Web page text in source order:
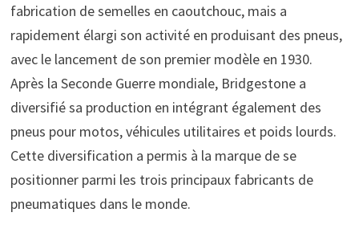
fabrication de semelles en caoutchouc, mais a
rapidement élargi son activité en produisant des pneus,
avec le lancement de son premier modèle en 1930.
Après la Seconde Guerre mondiale, Bridgestone a
diversifié sa production en intégrant également des
pneus pour motos, véhicules utilitaires et poids lourds.
Cette diversification a permis à la marque de se
positionner parmi les trois principaux fabricants de
pneumatiques dans le monde.